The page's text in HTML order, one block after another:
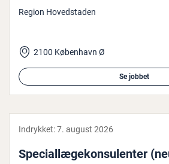
Region Hovedstaden
2100 København Ø
Se jobbet
Indrykket:7. august 2026
Spe­ci­al­læge­kon­su­len­ter